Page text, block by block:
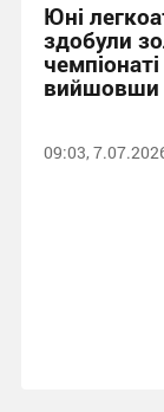
Юні
здобули
вийшовши
09:03,